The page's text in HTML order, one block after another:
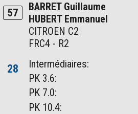
57
BARRET Guillaume
HUBERT Emmanuel
CITROEN C2
FRC4 - R2
28
Intermédiaires:
PK 3.6:
PK 7.0:
PK 10.4: